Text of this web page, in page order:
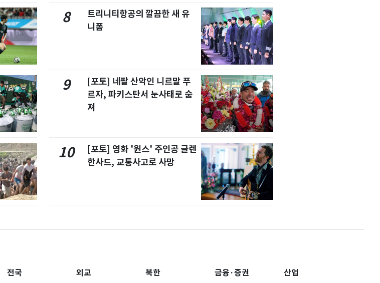
8
트리니티항공의 깔끔한 새 유
니폼
9
[포토] 네팔 산악인 니르말 푸
르자, 파키스탄서 눈사태로 숨
져
10
[포토] 영화 '원스' 주인공 글렌
한사드, 교통사고로 사망
전국 외교 북한 금융·증권 산업